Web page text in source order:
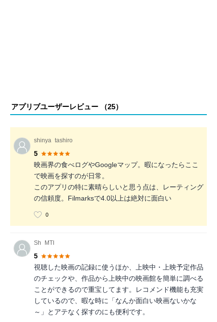
アプリブユーザーレビュー （25）
shinya_tashiro
5
映画界の食べログやGoogleマップ。暇になったらここ
で映画を探すのが日常。
このアプリの特に素晴らしいと思う点は、レーティング
の信頼度。Filmarksで4.0以上は絶対に面白い
0
Sh_MTI
5
視聴した映画の記録に使うほか、上映中・上映予定作品
のチェックや、作品から上映中の映画館を簡単に調べる
ことができるので重宝してます。レコメンド機能も充実
しているので、暇な時に「なんか面白い映画ないかな
～」とアテなく探すのにも便利です。